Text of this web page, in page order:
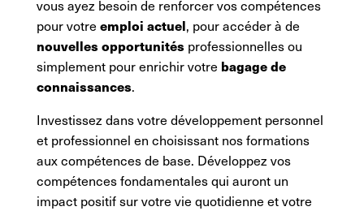
vous ayez besoin de renforcer vos compétences
pour votre emploi actuel, pour accéder à de
nouvelles opportunités professionnelles ou
simplement pour enrichir votre bagage de
connaissances.
Investissez dans votre développement personnel
et professionnel en choisissant nos formations
aux compétences de base. Développez vos
compétences fondamentales qui auront un
impact positif sur votre vie quotidienne et votre